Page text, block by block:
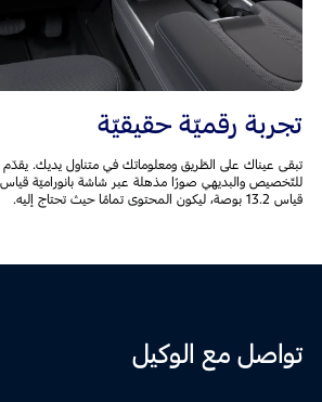
تجربة رقميّة حقيقيّة
تبقى عيناك على الطّريق ومعلوماتك في متناول يديك. يقدّم
قياس 13.2 بوصة، ليكون المحتوى تمامًا حيث تحتاج إليه.
تواصل مع الوكيل